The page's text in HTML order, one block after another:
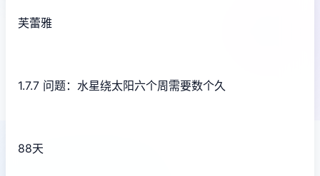
芙蕾雅
1.7.7 问题：水星绕太阳六个周需要数个久
88天